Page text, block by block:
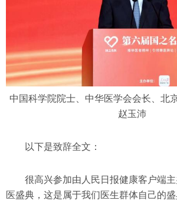
中国科学院院士、中华医学会会长、北
赵玉沛
以下是致辞全文：
很高兴参加由人民日报健康客户端
医盛典，这是属于我们医生群体自己的